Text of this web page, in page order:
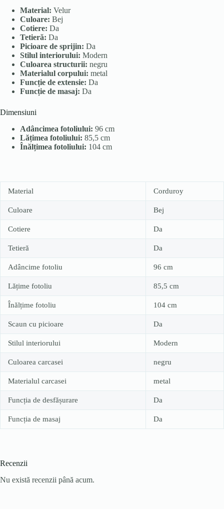
Material: Velur
Culoare: Bej
Cotiere: Da
Tetieră: Da
Picioare de sprijin: Da
Stilul interiorului: Modern
Culoarea structurii: negru
Materialul corpului: metal
Funcție de extensie: Da
Funcție de masaj: Da
Dimensiuni
Adâncimea fotoliului: 96 cm
Lățimea fotoliului: 85,5 cm
Înălțimea fotoliului: 104 cm
Material Corduroy
Culoare Bej
Cotiere Da
Tetieră Da
Adâncime fotoliu 96 cm
Lățime fotoliu 85,5 cm
Înălțime fotoliu 104 cm
Scaun cu picioare Da
Stilul interiorului Modern
Culoarea carcasei negru
Materialul carcasei metal
Funcția de desfășurare Da
Funcția de masaj Da
Recenzii
Nu există recenzii până acum.